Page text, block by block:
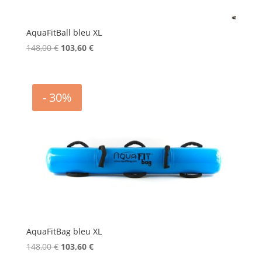
AquaFitBall bleu XL
148,00€ Le
était :
148,00 €.
103,60 €Le
- 30%
AquaFitBag bleu XL
148,00€ Le
103,60 €Le